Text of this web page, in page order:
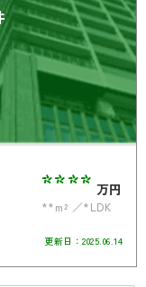
**** 万円
**m²
*LDK
更新日： 2025.06.14